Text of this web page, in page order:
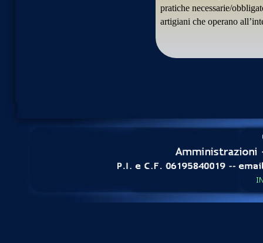
pratiche necessarie/
artigiani che operano